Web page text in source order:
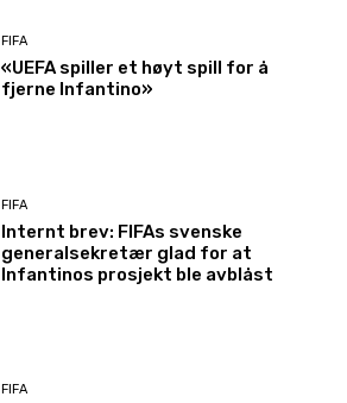
FIFA
«UEFA spiller et høyt spill for å
fjerne Infantino»
FIFA
Internt brev: FIFAs svenske
generalsekretær glad for at
Infantinos prosjekt ble avblåst
FIFA